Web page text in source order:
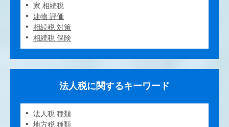
家 相続税
建物 評価
相続税 対策
相続税 保険
法人税に関するキーワード
法人税 種類
地方税 種類